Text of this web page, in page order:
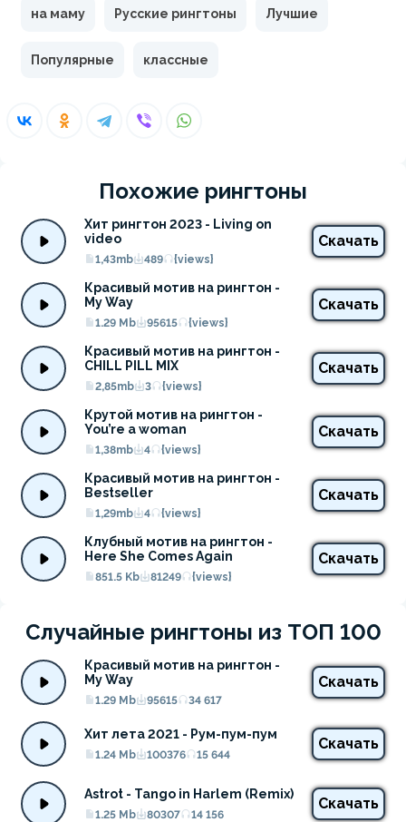
на маму Русские рингтоны Лучшие
Популярные классные
Похожие рингтоны
Хит рингтон 2023 - Living on
video
1,43mb 489 {views}
Скачать
Красивый мотив на рингтон -
My Way
1.29 Mb 95615 {views}
Скачать
Красивый мотив на рингтон -
CHILL PILL MIX
2,85mb 3 {views}
Скачать
Крутой мотив на рингтон -
You’re a woman
1,38mb 4 {views}
Скачать
Красивый мотив на рингтон -
Bestseller
1,29mb 4 {views}
Скачать
Клубный мотив на рингтон -
Here She Comes Again
851.5 Kb 81249 {views}
Скачать
Случайные рингтоны из ТОП 100
Красивый мотив на рингтон -
My Way
1.29 Mb 95615 34 617
Скачать
Хит лета 2021 - Рум-пум-пум
1.24 Mb 100376 15 644
Скачать
Astrot - Tango in Harlem (Remix)
1.25 Mb 80307 14 156
Скачать